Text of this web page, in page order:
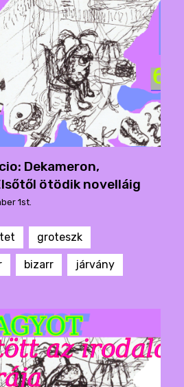
Dekameron,
ötödik novelláig
1st.
groteszk
bizarr járvány